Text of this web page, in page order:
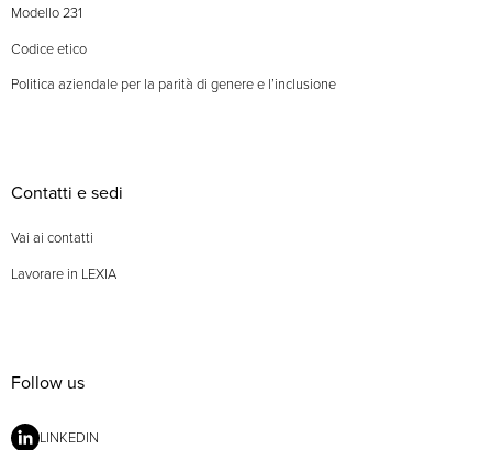
Modello 231
Codice etico
Politica aziendale per la parità di genere e l’inclusione
Contatti e sedi
Vai ai contatti
Lavorare in LEXIA
Follow us
LINKEDIN